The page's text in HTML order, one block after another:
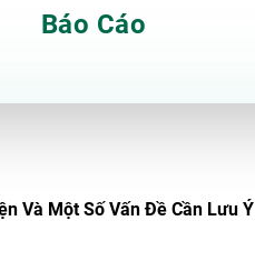
Báo Cáo
Và Một Số Vấn Đề Cần Lưu